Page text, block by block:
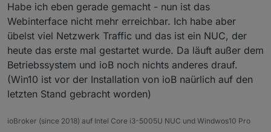
Habe ich eben gerade gemacht - nun ist das
Webinterface nicht mehr erreichbar. Ich habe aber
übelst viel Netzwerk Traffic und das ist ein NUC, der
heute das erste mal gestartet wurde. Da läuft außer dem
Betriebssystem und ioB noch nichts anderes drauf.
(Win10 ist vor der Installation von ioB naürlich auf den
letzten Stand gebracht worden)
ioBroker (since 2018) auf Intel Core i3-5005U NUC und Windwos10 Pro